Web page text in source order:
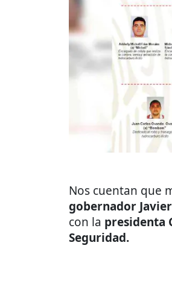
Nos cuentan que
gobernador
con la presidenta
Seguridad.